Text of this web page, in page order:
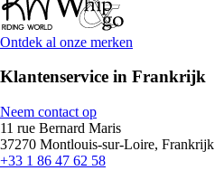
Ontdek al onze merken
Klantenservice in Frankrijk
Neem contact op
11 rue Bernard Maris
37270 Montlouis-sur-Loire, Frankrijk
+33 1 86 47 62 58